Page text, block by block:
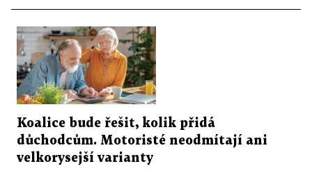
Koalice bude řešit, kolik přidá
důchodcům. Motoristé neodmítají ani
velkorysejší varianty